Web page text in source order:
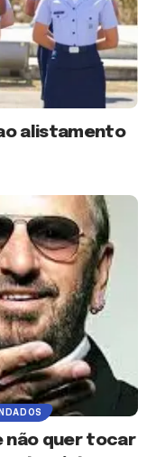
alistamento
não quer tocar